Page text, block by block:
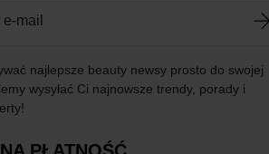
najlepsze beauty newsy prosto do swojej
wysyłać Ci najnowsze trendy, porady i